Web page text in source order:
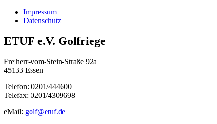
Impressum
Datenschutz
ETUF e.V. Golfriege
Freiherr-vom-Stein-Straße 92a
45133 Essen
Telefon: 0201/444600
Telefax: 0201/4309698
eMail: golf@etuf.de